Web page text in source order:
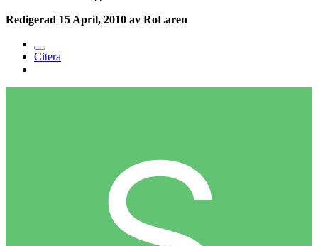
Redigerad 15 April, 2010 av RoLaren
Citera